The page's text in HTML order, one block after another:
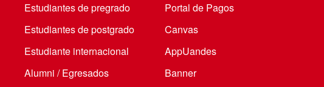
Estudiantes de pregrado
Estudiantes de postgrado
Estudiante internacional
Alumni / Egresados
Portal de Pagos
Canvas
AppUandes
Banner